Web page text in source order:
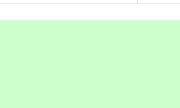
технологическими свойствами